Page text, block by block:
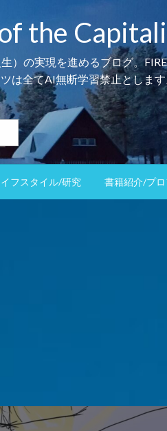
the
）の実現を進めるブログ。
は全てAI無断学習禁止としま
フスタイル/研究 書籍紹介/プ